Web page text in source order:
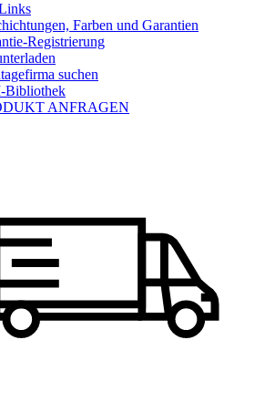
Farben und Garantien
Registrierung
suchen
Bibliothek
ANFRAGEN